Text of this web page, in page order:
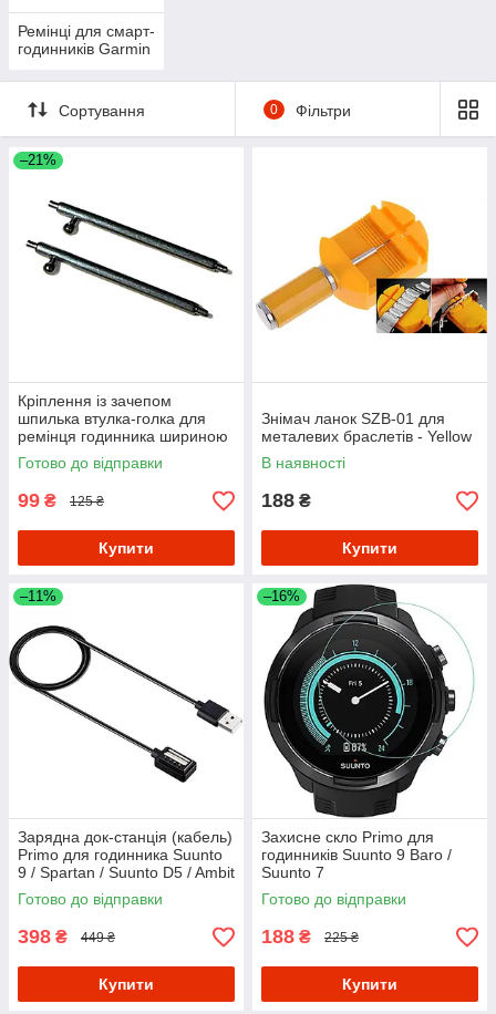
Ремінці для смарт-
годинників Garmin
Сортування 0 Фільтри
–21%
Кріплення із зачепом
шпилька втулка-голка для
ремінця годинника шириною
20 mm (пара 2 шт)
Готово до відправки
99 ₴ 125 ₴
Купити
Знімач ланок SZB-01 для
металевих браслетів - Yellow
В наявності
188 ₴
Купити
–11%
Зарядна док-станція (кабель)
Primo для годинника Suunto
9 / Spartan / Suunto D5 / Ambit
4
Готово до відправки
398 ₴ 449 ₴
Купити
–16%
Захисне скло Primo для
годинників Suunto 9 Baro /
Suunto 7
Готово до відправки
188 ₴ 225 ₴
Купити